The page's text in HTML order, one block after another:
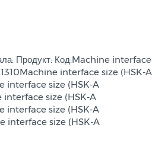
Продукт: Код:Machine interface
interface size (HSK-A
interface size (HSK-A
interface size (HSK-A
interface size (HSK-A
interface size (HSK-A